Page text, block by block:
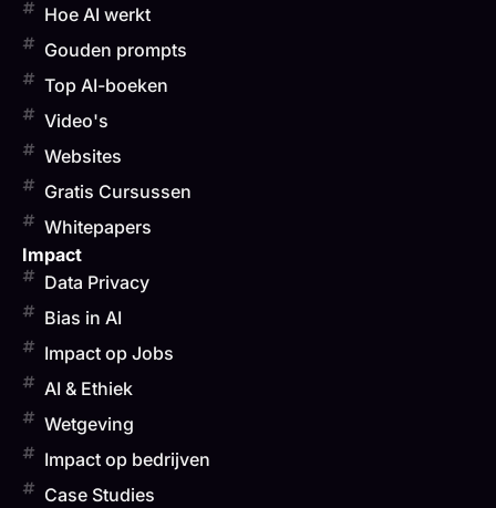
Hoe AI werkt
Gouden prompts
Top AI-boeken
Video's
Websites
Gratis Cursussen
Whitepapers
Impact
Data Privacy
Bias in AI
Impact op Jobs
AI & Ethiek
Wetgeving
Impact op bedrijven
Case Studies